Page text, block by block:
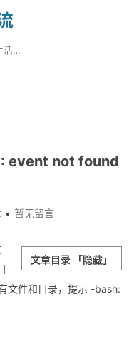
活…
event not found
暂无留言
文章目录 「隐藏」
文件和目录，提示 -bash: